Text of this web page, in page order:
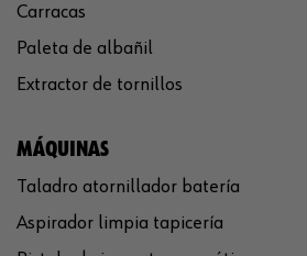
Carracas
Paleta de albañil
Extractor de tornillos
MÁQUINAS
Taladro atornillador batería
Aspirador limpia tapicería